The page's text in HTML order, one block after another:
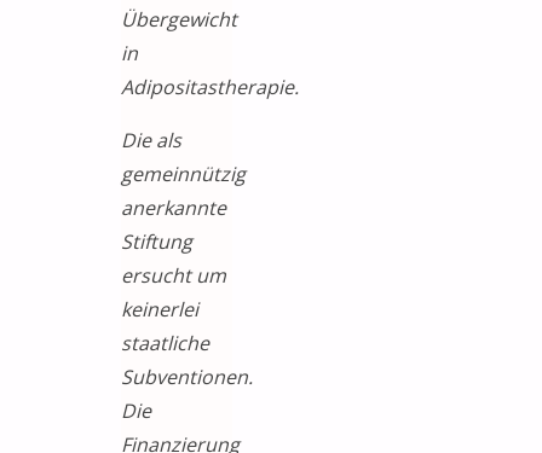
Übergewicht
in
Adipositastherapie.
Die als
gemeinnützig
anerkannte
Stiftung
ersucht um
keinerlei
staatliche
Subventionen.
Die
Finanzierung